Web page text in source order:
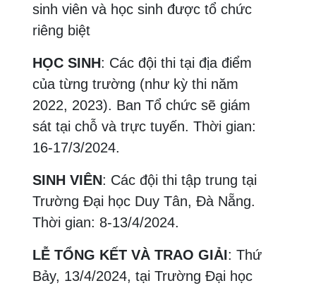
sinh viên và học sinh được tổ chức
riêng biệt
HỌC SINH: Các đội thi tại địa điểm
của từng trường (như kỳ thi năm
2022, 2023). Ban Tổ chức sẽ giám
sát tại chỗ và trực tuyến. Thời gian:
16-17/3/2024.
SINH VIÊN: Các đội thi tập trung tại
Trường Đại học Duy Tân, Đà Nẵng.
Thời gian: 8-13/4/2024.
LỄ TỔNG KẾT VÀ TRAO GIẢI: Thứ
Bảy, 13/4/2024, tại Trường Đại học